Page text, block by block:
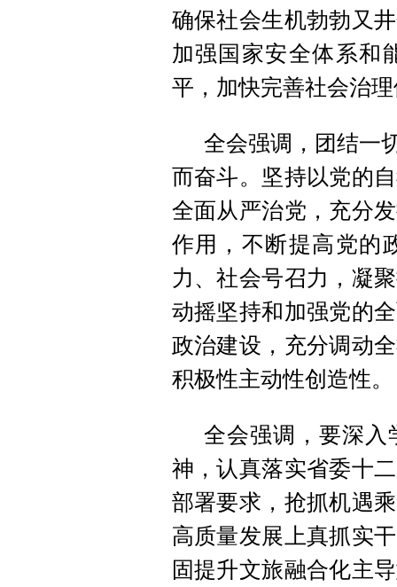
确保社会生机勃勃又
加强国家安全体系和
平，加快完善社会治
全会强调，团结一
而奋斗。坚持以党的
全面从严治党，充分
作用，不断提高党的
力、社会号召力，凝
动摇坚持和加强党的
政治建设，充分调动
积极性主动性创造性。
全会强调，要深入
神，认真落实省委十
部署要求，抢抓机遇
高质量发展上真抓实
固提升文旅融合化主